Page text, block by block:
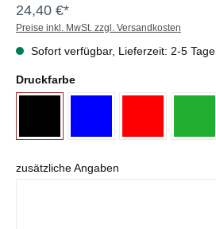
24,40 €*
Preise inkl. MwSt. zzgl. Versandkosten
Sofort verfügbar, Lieferzeit: 2-5 Tage
Druckfarbe
zusätzliche Angaben